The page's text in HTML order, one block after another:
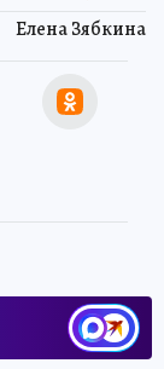
Елена Зябкина